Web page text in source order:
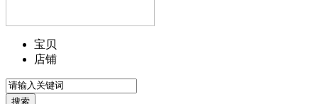
宝贝
店铺